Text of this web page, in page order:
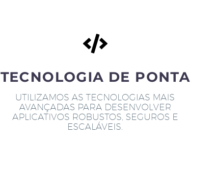
TECNOLOGIA DE PONTA
UTILIZAMOS AS TECNOLOGIAS MAIS
AVANÇADAS PARA DESENVOLVER
APLICATIVOS ROBUSTOS, SEGUROS E
ESCALÁVEIS.